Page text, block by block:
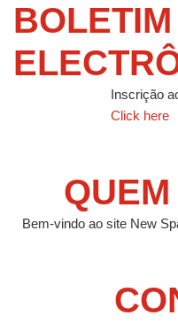
BOLETIM
Inscrição
Click here
Bem-vindo ao site New